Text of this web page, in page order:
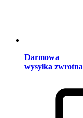
Darmowa
wysyłka zwrotna